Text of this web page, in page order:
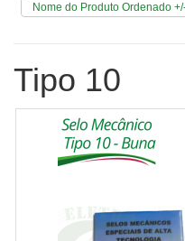
Nome do Produto Ordenado
Tipo 10